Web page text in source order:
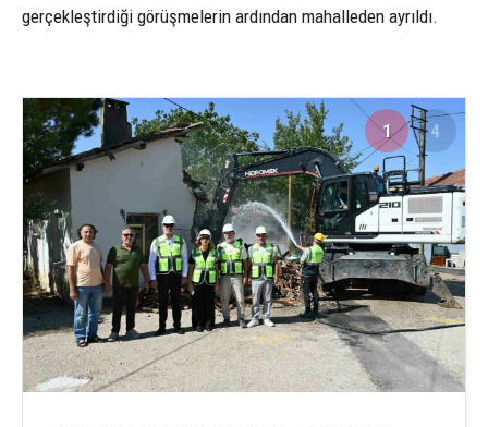
gerçekleştirdiği görüşmelerin ardından mahalleden ayrıldı.
1 4